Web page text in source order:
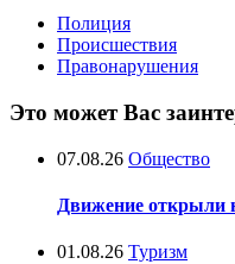
Полиция
Происшествия
Правонарушения
Это может Вас
07.08.26 Общество
Движение открыли
01.08.26 Туризм